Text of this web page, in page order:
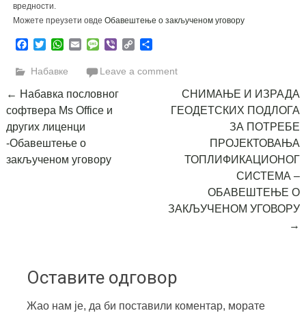
вредности.
Можете преузети овде Обавештење о закљученом уговору
Facebook
TwitterWhatsApp
EmailMessage
ViberCopy
Набавке Leave a comment
Post
navigation
← Набавка пословног
софтвера Ms Office и
других лиценци
-Обавештење о
закљученом уговору
СНИМАЊЕ И ИЗРАДА
ГЕОДЕТСКИХ ПОДЛОГА
ЗА ПОТРЕБЕ
ПРОЈЕКТОВАЊА
ТОПЛИФИКАЦИОНОГ
СИСТЕМА –
ОБАВЕШТЕЊЕ О
ЗАКЉУЧЕНОМ УГОВОРУ
→
Оставите одговор
Жао нам је, да би поставили коментар, морате